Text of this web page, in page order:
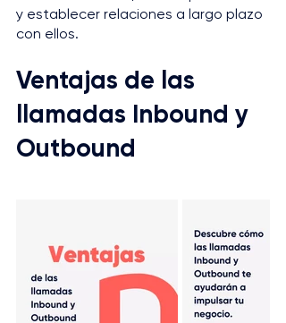
y establecer relaciones a largo plazo
con ellos.
Ventajas de las
llamadas Inbound y
Outbound